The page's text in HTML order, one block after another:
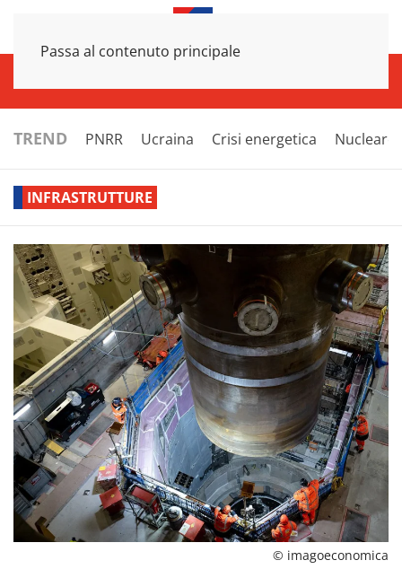
Passa al contenuto principale
TREND PNRR Ucraina Crisi energetica Nucleare
INFRASTRUTTURE
© imagoeconomica